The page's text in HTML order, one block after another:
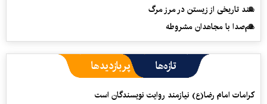
سند تاریخی از زیستن در مرز مرگ
هم‌صدا با مجاهدان مشروطه
تازه‌ها پربازدیدها
کرامات امام رضا(ع) نیازمند روایت نویسندگان است